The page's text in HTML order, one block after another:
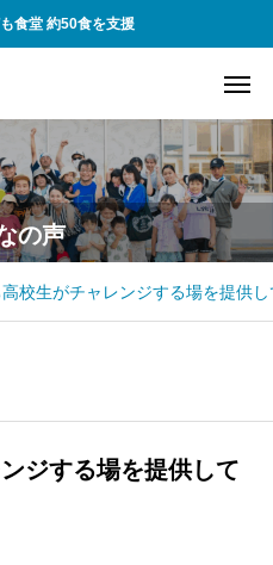
食堂 約50食を支援
の声
校生がチャレンジする場を提供
ジする場を提供して